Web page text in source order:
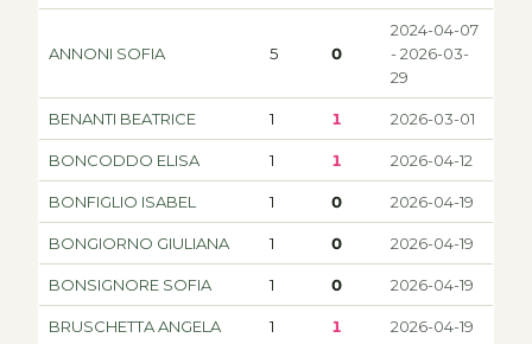
ANNONI SOFIA 5 0
2024-04-07
- 2026-03-
29
BENANTI BEATRICE 1 1 2026-03-01
BONCODDO ELISA 1 1 2026-04-12
BONFIGLIO ISABEL 1 0 2026-04-19
BONGIORNO GIULIANA 1 0 2026-04-19
BONSIGNORE SOFIA 1 0 2026-04-19
BRUSCHETTA ANGELA 1 1 2026-04-19